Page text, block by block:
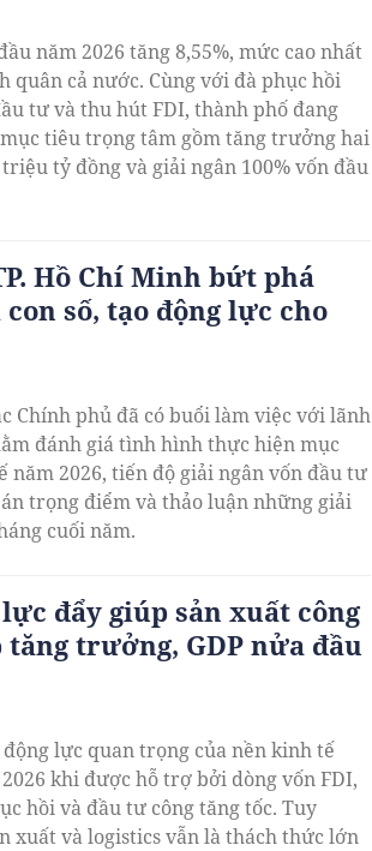
năm 2026 tăng 8,55%, mức cao nhất
quân cả nước. Cùng với đà phục hồi
tư và thu hút FDI, thành phố đang
tiêu trọng tâm gồm tăng trưởng hai
tỷ đồng và giải ngân 100% vốn đầu
Hồ Chí Minh bứt phá
số, tạo động lực cho
Chính phủ đã có buổi làm việc với lãnh
đánh giá tình hình thực hiện mục
2026, tiến độ giải ngân vốn đầu tư
trọng điểm và thảo luận những giải
cuối năm.
đẩy giúp sản xuất công
trưởng, GDP nửa đầu
lực quan trọng của nền kinh tế
khi được hỗ trợ bởi dòng vốn FDI,
hồi và đầu tư công tăng tốc. Tuy
xuất và logistics vẫn là thách thức lớn